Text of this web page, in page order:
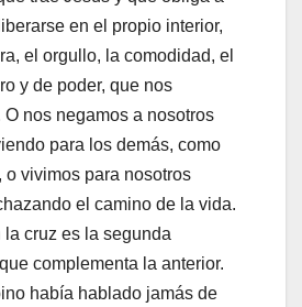
en el propio interior,
el orgullo, la comodidad, el
y de poder, que nos
nos negamos a nosotros
para los demás, como
o vivimos para nosotros
el camino de la vida.
la cruz es la segunda
complementa la anterior.
había hablado jamás de